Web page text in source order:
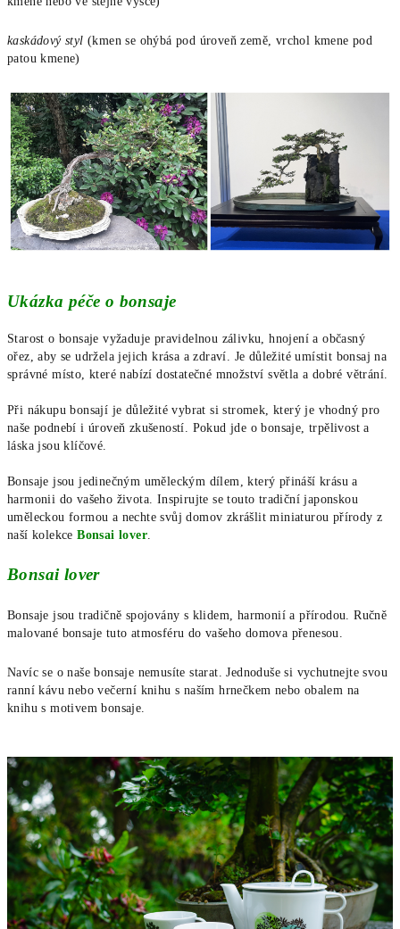
kaskádový styl (kmen se ohýbá pod úroveň země, vrchol kmene pod
patou kmene)
Ukázka péče o bonsaje
Starost o bonsaje vyžaduje pravidelnou zálivku, hnojení a občasný
ořez, aby se udržela jejich krása a zdraví. Je důležité umístit bonsaj na
správné místo, které nabízí dostatečné množství světla a dobré větrání.
Při nákupu bonsají je důležité vybrat si stromek, který je vhodný pro
naše podnebí i úroveň zkušeností. Pokud jde o bonsaje, trpělivost a
láska jsou klíčové.
Bonsaje jsou jedinečným uměleckým dílem, který přináší krásu a
harmonii do vašeho života. Inspirujte se touto tradiční japonskou
uměleckou formou a nechte svůj domov zkrášlit miniaturou přírody z
naší kolekce Bonsai lover.
Bonsai lover
Bonsaje jsou tradičně spojovány s klidem, harmonií a přírodou. Ručně
malované bonsaje tuto atmosféru do vašeho domova přenesou.
Navíc se o naše bonsaje nemusíte starat. Jednoduše si vychutnejte svou
ranní kávu nebo večerní knihu s naším hrnečkem nebo obalem na
knihu s motivem bonsaje.